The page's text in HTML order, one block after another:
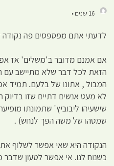
16 שנים •
לדעתי אתם מפספסים פה נקודה
אם אמנם מדובר ב'משלים' אז
הזאת לכל דבר שלא מתיישב עם
המבול , אתונו של בלעם. תמיד
לא מעט אנשים דתיים שזו בדיוק
שישעיהו ליבוביץ' שתמונתו
שמטהו של משה הפך לנחש) .
הנקודה היא שאי אפשר לשלוף
כשנוח לנו. אי אפשר לטעון שדבר